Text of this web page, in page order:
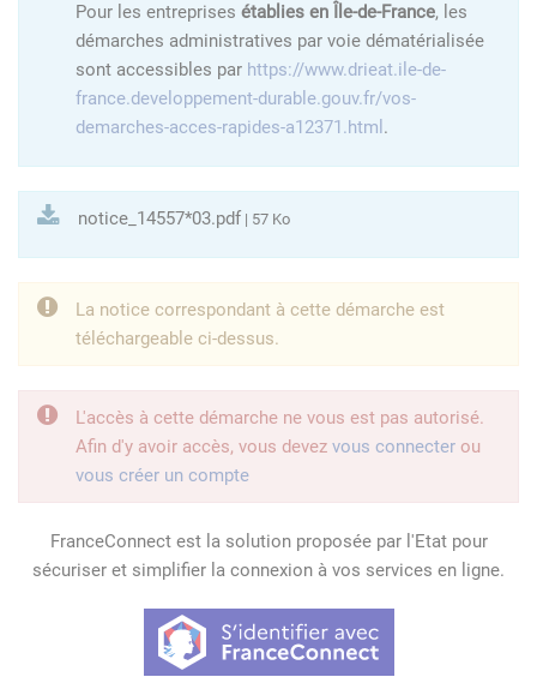
Pour les entreprises établies en Île-de-France, les
démarches administratives par voie dématérialisée
sont accessibles par https://www.drieat.ile-de-
france.developpement-durable.gouv.fr/vos-
demarches-acces-rapides-a12371.html .
notice_14557*03.pdf | 57 Ko
La notice correspondant à cette démarche est
téléchargeable ci-dessus.
L'accès à cette démarche ne vous est pas autorisé.
Afin d'y avoir accès, vous devez vous connecter ou
vous créer un compte
FranceConnect est la solution proposée par l'Etat pour
sécuriser et simplifier la connexion à vos services en ligne.